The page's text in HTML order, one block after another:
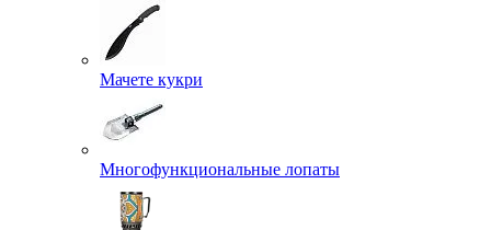
Мачете кукри
Многофункциональные лопаты